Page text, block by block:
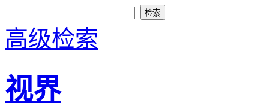
高级检索
视界